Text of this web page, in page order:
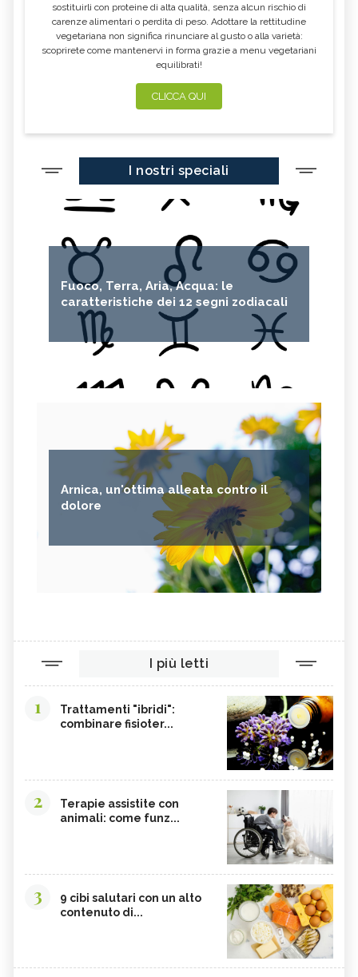
sostituirli con proteine di alta qualità, senza alcun rischio di
carenze alimentari o perdita di peso. Adottare la rettitudine
vegetariana non significa rinunciare al gusto o alla varietà:
scoprirete come mantenervi in forma grazie a menu vegetariani
equilibrati!
CLICCA QUI
I nostri speciali
Fuoco, Terra, Aria, Acqua: le
caratteristiche dei 12 segni zodiacali
Arnica, un'ottima alleata contro il
dolore
I più letti
1
Trattamenti "ibridi":
combinare fisioter...
2
Terapie assistite con
animali: come funz...
3
9 cibi salutari con un alto
contenuto di...